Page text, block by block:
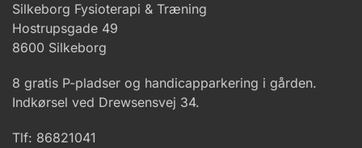
Silkeborg Fysioterapi & Træning
Hostrupsgade 49
8600 Silkeborg
8 gratis P-pladser og handicapparkering i gården.
Indkørsel ved Drewsensvej 34.
Tlf: 86821041